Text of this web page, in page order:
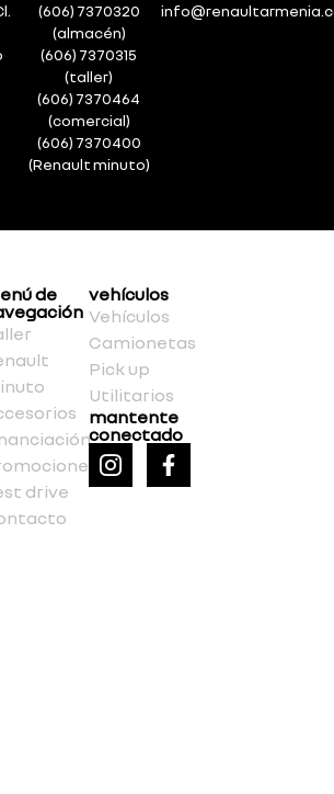
(606) 7370320
(almacén)
(606) 7370315
(taller)
(606) 7370464
(comercial)
(606) 7370400
(Renault minuto)
de
drive
vehículos
Vehículos
Camionetas
Pick up
Utilitarios
mantente
conectado